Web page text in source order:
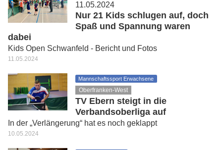
11.05.2024
Nur 21 Kids schlugen auf, doch
Spaß und Spannung waren
dabei
Kids Open Schwanfeld - Bericht und Fotos
11.05.2024
Mannschaftssport Erwachsene
Oberfranken-West
TV Ebern steigt in die
Verbandsoberliga auf
In der „Verlängerung“ hat es noch geklappt
10.05.2024